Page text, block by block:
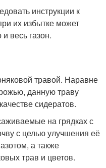
инструкции к
их избытке может
весь газон.
травой. Наравне
данную траву
сидератов.
на грядках с
с целью улучшения её
а также
трав и цветов.